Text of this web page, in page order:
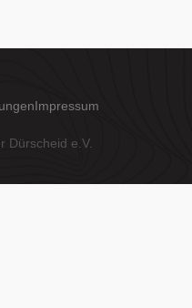
Dürscheid e.V.
Impressum